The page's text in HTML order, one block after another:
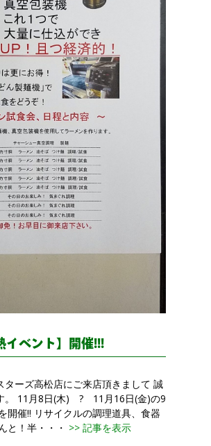
イベント】開催!!!
ターズ高松店にご来店頂きまして 誠
。 11月8日(木) ? 11月16日(金)の9
開催!! リサイクルの調理道具、食器
と！半・・・ >> 記事を表示